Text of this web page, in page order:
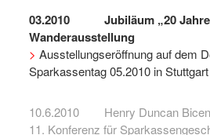
03.2010
Jubiläum „20
Wanderausstellung
> Ausstellungseröffnung auf dem
Sparkassentag 05.2010 in Stuttgart
10.6.2010
Henry Duncan
11. Konferenz für